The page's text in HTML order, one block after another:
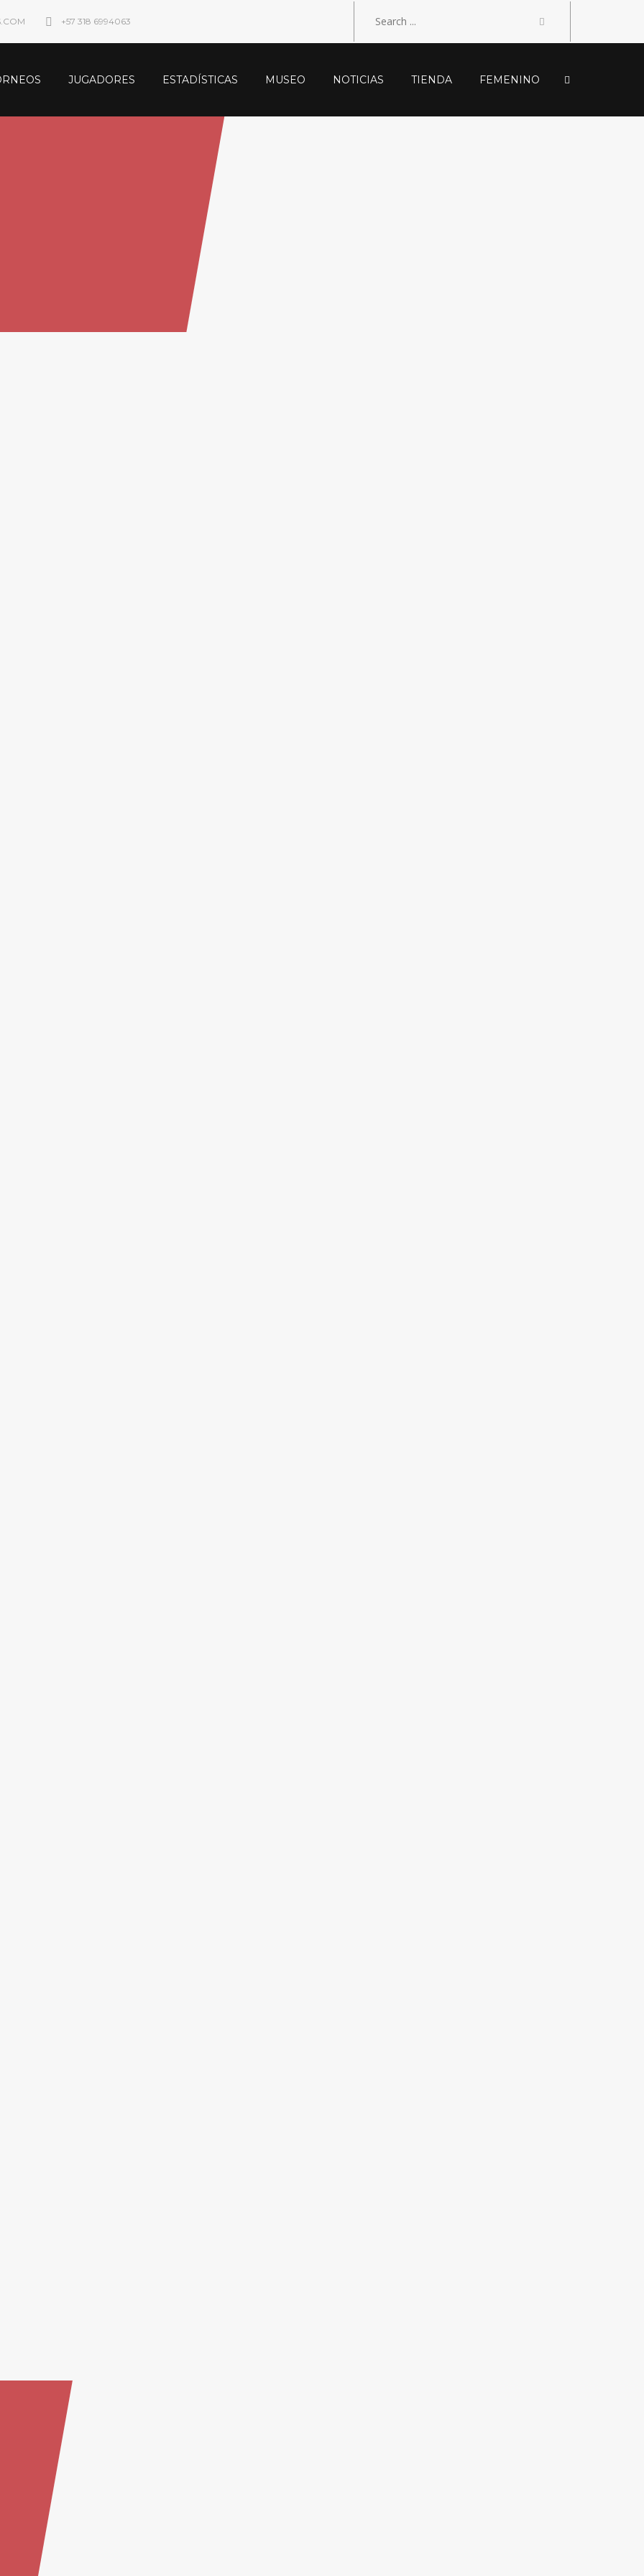
+57 318 6994063
JUGADORES ESTADÍSTICAS MUSEO NOTICIAS TIENDA FEMENINO